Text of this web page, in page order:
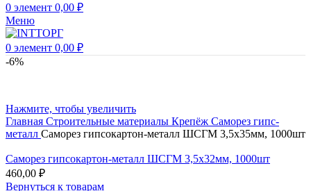
0 элемент 0,00 ₽
Меню
0 элемент 0,00 ₽
-6%
Нажмите, чтобы увеличить
Главная Строительные материалы Крепёж Саморез гипс-
металл Саморез гипсокартон-металл ШСГМ 3,5х35мм, 1000шт
Саморез гипсокартон-металл ШСГМ 3,5х32мм, 1000шт
460,00 ₽
Вернуться к товарам